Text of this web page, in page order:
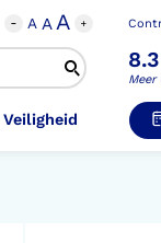
A AA
8.3
Veiligheid